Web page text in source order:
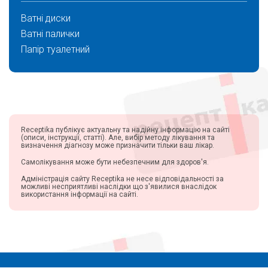
КорольовФарм ТОВ (7)
Невид Лаборатория (3)
Фарммедальянс ТОВ (3)
Фитодоктор Эффект (10)
Dr.Retter EC (4)
Оксфорд Лабораториз Пвт.Лтд. (2)
ПП Фіто доктор (1)
Бета-В (7)
Dr.Theiss Naturwaren GmbH (2)
Ельфа лабораторія ТОВ (1)
Импорт (2)
Ватні диски
Ватні палички
Папір туалетний
Receptika публікує актуальну та надійну інформацію на сайті
(описи, інструкції, статті). Але, вибір методу лікування та
визначення діагнозу може призначити тільки ваш лікар.
Самолікування може бути небезпечним для здоров'я.
Адміністрація сайту Receptika не несе відповідальності за
можливі несприятливі наслідки що з'явилися внаслідок
використання інформації на сайті.